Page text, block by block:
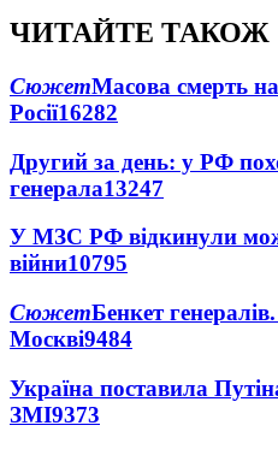
ЧИТАЙТЕ ТАКОЖ
СюжетМасова смерть
Росії16282
Другий за день: у РФ
генерала13247
У МЗС РФ відкинули
війни10795
СюжетБенкет
Москві9484
Україна поставила
ЗМІ9373